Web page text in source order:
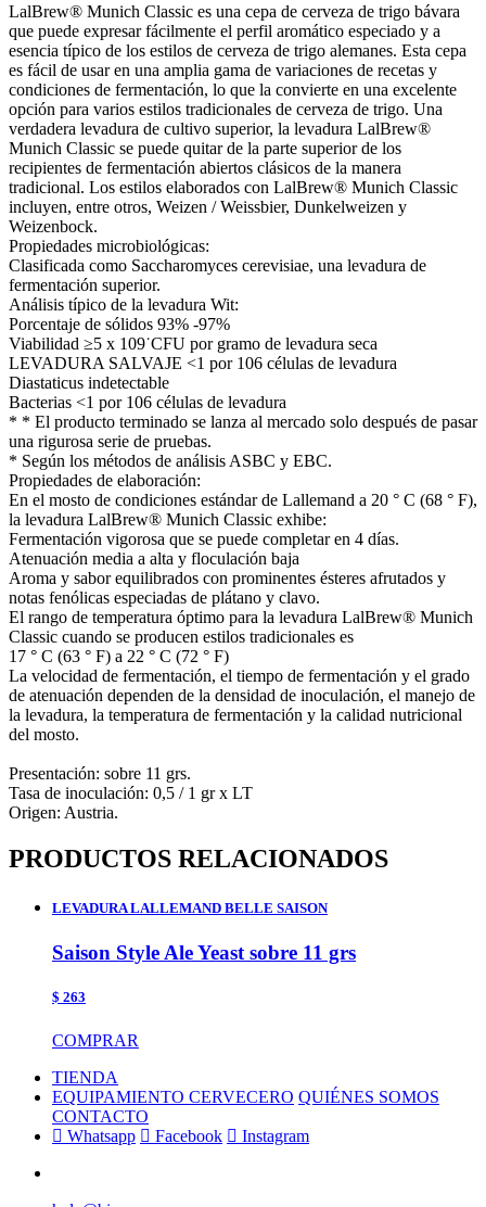
LalBrew® Munich Classic es una cepa de cerveza de trigo bávara
que puede expresar fácilmente el perfil aromático especiado y a
esencia típico de los estilos de cerveza de trigo alemanes. Esta cepa
es fácil de usar en una amplia gama de variaciones de recetas y
condiciones de fermentación, lo que la convierte en una excelente
opción para varios estilos tradicionales de cerveza de trigo. Una
verdadera levadura de cultivo superior, la levadura LalBrew®
Munich Classic se puede quitar de la parte superior de los
recipientes de fermentación abiertos clásicos de la manera
tradicional. Los estilos elaborados con LalBrew® Munich Classic
incluyen, entre otros, Weizen / Weissbier, Dunkelweizen y
Weizenbock.
Propiedades microbiológicas:
Clasificada como Saccharomyces cerevisiae, una levadura de
fermentación superior.
Análisis típico de la levadura Wit:
Porcentaje de sólidos 93% -97%
Viabilidad ≥5 x 109˙CFU por gramo de levadura seca
LEVADURA SALVAJE <1 por 106 células de levadura
Diastaticus indetectable
Bacterias <1 por 106 células de levadura
* * El producto terminado se lanza al mercado solo después de pasar
una rigurosa serie de pruebas.
* Según los métodos de análisis ASBC y EBC.
Propiedades de elaboración:
En el mosto de condiciones estándar de Lallemand a 20 ° C (68 ° F),
la levadura LalBrew® Munich Classic exhibe:
Fermentación vigorosa que se puede completar en 4 días.
Atenuación media a alta y floculación baja
Aroma y sabor equilibrados con prominentes ésteres afrutados y
notas fenólicas especiadas de plátano y clavo.
El rango de temperatura óptimo para la levadura LalBrew® Munich
Classic cuando se producen estilos tradicionales es
17 ° C (63 ° F) a 22 ° C (72 ° F)
La velocidad de fermentación, el tiempo de fermentación y el grado
de atenuación dependen de la densidad de inoculación, el manejo de
la levadura, la temperatura de fermentación y la calidad nutricional
del mosto.
Presentación: sobre 11 grs.
Tasa de inoculación: 0,5 / 1 gr x LT
Origen: Austria.
PRODUCTOS RELACIONADOS
LEVADURA LALLEMAND BELLE SAISON
Saison Style Ale Yeast sobre 11 grs
$ 263
COMPRAR
TIENDA
EQUIPAMIENTO CERVECERO QUIÉNES SOMOS
CONTACTO
Whatsapp
Facebook Instagram